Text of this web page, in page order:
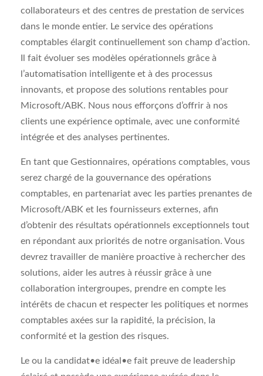
collaborateurs et des centres de prestation de services
dans le monde entier. Le service des opérations
comptables élargit continuellement son champ d’action.
Il fait évoluer ses modèles opérationnels grâce à
l’automatisation intelligente et à des processus
innovants, et propose des solutions rentables pour
Microsoft/ABK. Nous nous efforçons d’offrir à nos
clients une expérience optimale, avec une conformité
intégrée et des analyses pertinentes.
En tant que Gestionnaires, opérations comptables, vous
serez chargé de la gouvernance des opérations
comptables, en partenariat avec les parties prenantes de
Microsoft/ABK et les fournisseurs externes, afin
d’obtenir des résultats opérationnels exceptionnels tout
en répondant aux priorités de notre organisation. Vous
devrez travailler de manière proactive à rechercher des
solutions, aider les autres à réussir grâce à une
collaboration intergroupes, prendre en compte les
intérêts de chacun et respecter les politiques et normes
comptables axées sur la rapidité, la précision, la
conformité et la gestion des risques.
Le ou la candidat•e idéal•e fait preuve de leadership